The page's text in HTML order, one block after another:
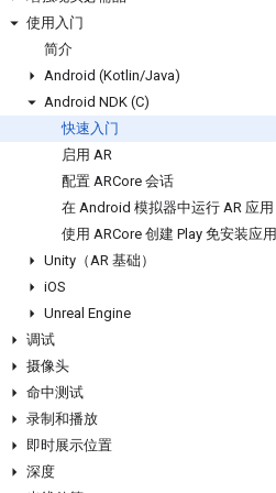
使用入门
简介
Android (Kotlin/Java)
Android NDK (C)
快速入门
启用 AR
配置 ARCore 会话
在 Android 模拟器中运行 AR 应用
使用 ARCore 创建 Play 免安装应用
Unity（AR 基础）
iOS
Unreal Engine
调试
摄像头
命中测试
录制和播放
即时展示位置
深度